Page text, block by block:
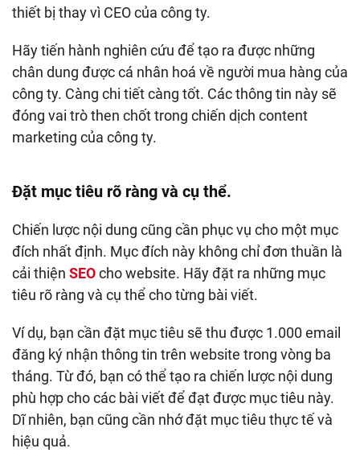
thiết bị thay vì CEO của công ty.
Hãy tiến hành nghiên cứu để tạo ra được những
chân dung được cá nhân hoá về người mua hàng của
công ty. Càng chi tiết càng tốt. Các thông tin này sẽ
đóng vai trò then chốt trong chiến dịch content
marketing của công ty.
Đặt mục tiêu rõ ràng và cụ thể.
Chiến lược nội dung cũng cần phục vụ cho một mục
đích nhất định. Mục đích này không chỉ đơn thuần là
cải thiện SEOcho website. Hãy đặt ra những mục
tiêu rõ ràng và cụ thể cho từng bài viết.
Ví dụ, bạn cần đặt mục tiêu sẽ thu được 1.000 email
đăng ký nhận thông tin trên website trong vòng ba
tháng. Từ đó, bạn có thể tạo ra chiến lược nội dung
phù hợp cho các bài viết để đạt được mục tiêu này.
Dĩ nhiên, bạn cũng cần nhớ đặt mục tiêu thực tế và
hiệu quả.